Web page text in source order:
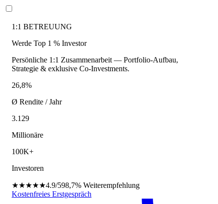
1:1 BETREUUNG
Werde Top 1 % Investor
Persönliche 1:1 Zusammenarbeit — Portfolio-Aufbau,
Strategie & exklusive Co-Investments.
26,8%
Ø Rendite / Jahr
3.129
Millionäre
100K+
Investoren
★★★★★4.9/598,7% Weiterempfehlung
Kostenfreies Erstgespräch